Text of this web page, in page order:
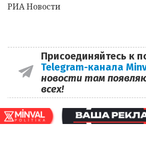
РИА Новости
Присоединяйтесь к
Telegram-канала
новости там
всех!